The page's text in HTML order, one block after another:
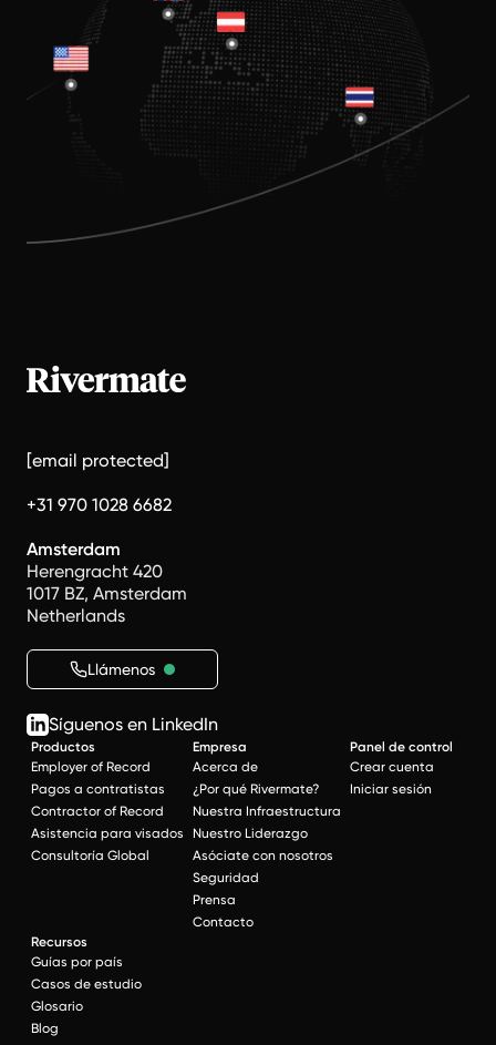
[email protected]
+31 970 1028 6682
Amsterdam
Herengracht 420
1017 BZ, Amsterdam
Netherlands
Llámenos
Síguenos en LinkedIn
Productos
Employer of Record
Pagos a contratistas
Contractor of Record
Asistencia para visados
Consultoría Global
Empresa
Acerca de
¿Por qué Rivermate?
Nuestra Infraestructura
Nuestro Liderazgo
Asóciate con nosotros
Seguridad
Prensa
Contacto
Panel de control
Crear cuenta
Iniciar sesión
Recursos
Guías por país
Casos de estudio
Glosario
Blog